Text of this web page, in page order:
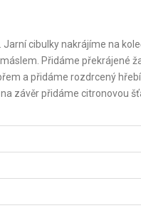
cibulky nakrájíme na
Přidáme překrájené
a přidáme rozdrcený
závěr přidáme citronovou